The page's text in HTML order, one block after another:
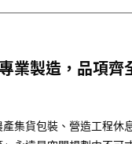
業製造，品項齊
集貨包裝、營造工程休